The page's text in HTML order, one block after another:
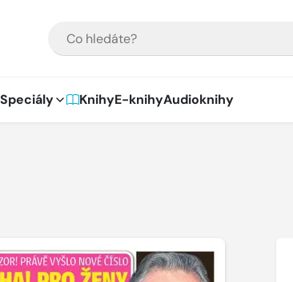
Speciály KnihyE-knihyAudioknihy